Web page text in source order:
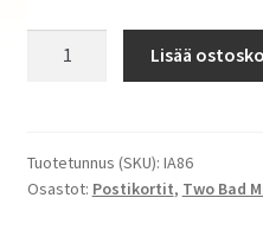
-
FEEDING
Lisää
Tuotetunnus (SKU): IA86
Osastot: Postikortit, Two Bad